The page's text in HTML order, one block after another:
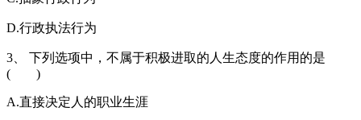
D.行政执法行为
3、 下列选项中，不属于积极进取的人生态度的作用的是
( )
A.直接决定人的职业生涯